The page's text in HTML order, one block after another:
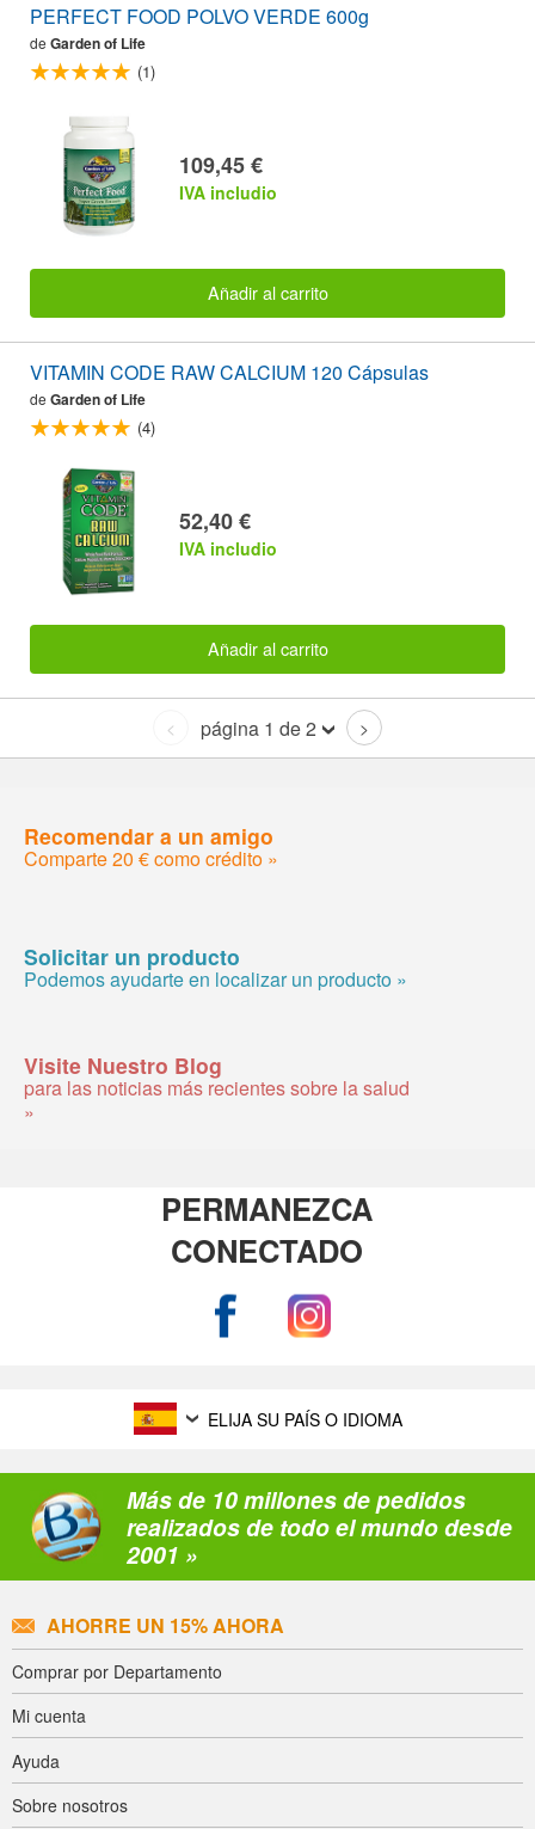
PERFECT FOOD POLVO VERDE 600g
de Garden of Life
(1)
109,45 €
IVA includio
Añadir al carrito
VITAMIN CODE RAW CALCIUM 120 Cápsulas
de Garden of Life
(4)
52,40 €
IVA includio
Añadir al carrito
< página 1 de 2 >
Recomendar a un amigo
Comparte 20 € como crédito »
Solicitar un producto
Podemos ayudarte en localizar un producto »
Visite Nuestro Blog
para las noticias más recientes sobre la salud
»
PERMANEZCA
CONECTADO
ELIJA SU PAÍS O IDIOMA
Más de 10 millones de pedidos
realizados de todo el mundo desde
2001 »
AHORRE UN 15% AHORA
Comprar por Departamento
Mi cuenta
Ayuda
Sobre nosotros